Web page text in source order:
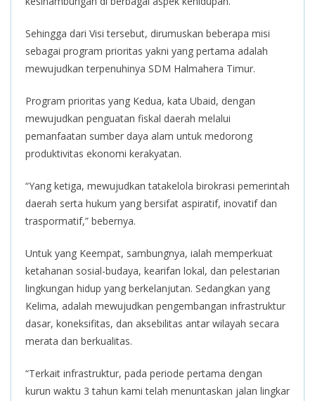
Sehingga dari Visi tersebut, dirumuskan beberapa misi
sebagai program prioritas yakni yang pertama adalah
mewujudkan terpenuhinya SDM Halmahera Timur.
Program prioritas yang Kedua, kata Ubaid, dengan
mewujudkan penguatan fiskal daerah melalui
pemanfaatan sumber daya alam untuk medorong
produktivitas ekonomi kerakyatan.
“Yang ketiga, mewujudkan tatakelola birokrasi pemerintah
daerah serta hukum yang bersifat aspiratif, inovatif dan
traspormatif,” bebernya.
Untuk yang Keempat, sambungnya, ialah memperkuat
ketahanan sosial-budaya, kearifan lokal, dan pelestarian
lingkungan hidup yang berkelanjutan. Sedangkan yang
Kelima, adalah mewujudkan pengembangan infrastruktur
dasar, koneksifitas, dan aksebilitas antar wilayah secara
merata dan berkualitas.
“Terkait infrastruktur, pada periode pertama dengan
kurun waktu 3 tahun kami telah menuntaskan jalan lingkar